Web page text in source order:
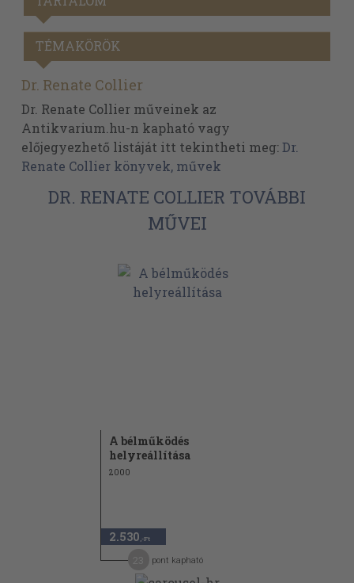
TÉMAKÖRÖK
Dr. Renate Collier
Dr. Renate Collier műveinek az
Antikvarium.hu-n kapható vagy
előjegyezhető listáját itt tekintheti meg:Dr.
Renate Collier könyvek, művek
DR. RENATE COLLIER TOVÁBBI
MŰVEI
A bélműködés
helyreállítása
2000
2.530 ,-Ft
pont kapható